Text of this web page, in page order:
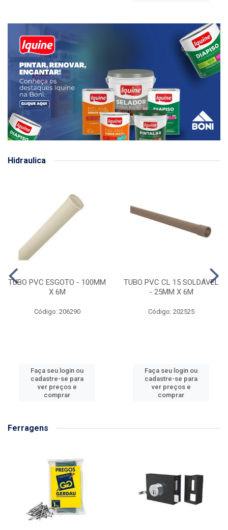
Hidraulica
TUBO PVC ESGOTO - 100MM
X 6M
Código: 206290
Faça seu login ou
cadastre-se para
ver preços e
comprar
TUBO PVC CL 15 SOLDÁVEL
- 25MM X 6M
Código: 202525
Faça seu login ou
cadastre-se para
ver preços e
comprar
Ferragens